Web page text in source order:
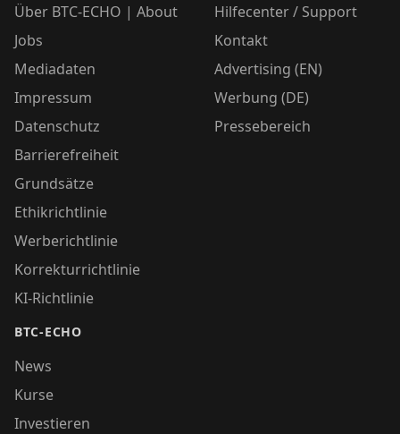
Über BTC-ECHO | About
Jobs
Mediadaten
Impressum
Datenschutz
Barrierefreiheit
Grundsätze
Ethikrichtlinie
Werberichtlinie
Korrekturrichtlinie
KI-Richtlinie
BTC-ECHO
News
Kurse
Investieren
Hilfecenter / Support
Kontakt
Advertising (EN)
Werbung (DE)
Pressebereich